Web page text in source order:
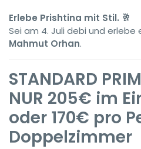
Erlebe Prishtina mit Stil. 🥂
Sei am 4. Juli debi und
Mahmut Orhan.
STANDARD
NUR 205€ im
oder 170€ pro
Doppelzimmer